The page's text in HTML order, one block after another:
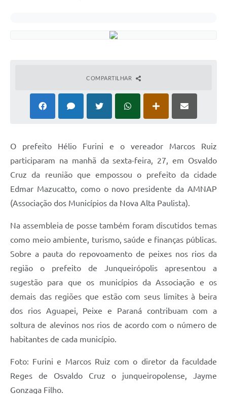
COMPARTILHAR
O prefeito Hélio Furini e o vereador Marcos Ruiz
participaram na manhã da sexta-feira, 27, em Osvaldo
Cruz da reunião que empossou o prefeito da cidade
Edmar Mazucatto, como o novo presidente da AMNAP
(Associação dos Municípios da Nova Alta Paulista).
Na assembleia de posse também foram discutidos temas
como meio ambiente, turismo, saúde e finanças públicas.
Sobre a pauta do repovoamento de peixes nos rios da
região o prefeito de Junqueirópolis apresentou a
sugestão para que os municípios da Associação e os
demais das regiões que estão com seus limites à beira
dos rios Aguapei, Peixe e Paraná contribuam com a
soltura de alevinos nos rios de acordo com o número de
habitantes de cada município.
Foto: Furini e Marcos Ruiz com o diretor da faculdade
Reges de Osvaldo Cruz o junqueiropolense, Jayme
Gonzaga Filho.